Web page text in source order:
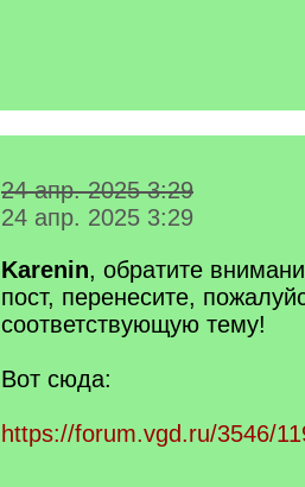
24 апр. 2025 3:29
24 апр. 2025 3:29
Karenin, обратите
пост, перенесите,
соответствующую тему!
Вот сюда:
https://forum.vgd.ru/3546/